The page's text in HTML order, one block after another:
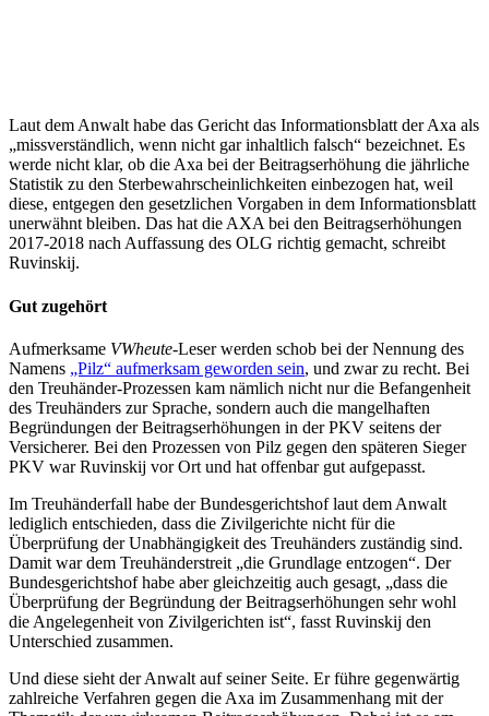
Laut dem Anwalt habe das Gericht das Informationsblatt der Axa als
„missverständlich, wenn nicht gar inhaltlich falsch“ bezeichnet. Es
werde nicht klar, ob die Axa bei der Beitragserhöhung die jährliche
Statistik zu den Sterbewahrscheinlichkeiten einbezogen hat, weil
diese, entgegen den gesetzlichen Vorgaben in dem Informationsblatt
unerwähnt bleiben. Das hat die AXA bei den Beitragserhöhungen
2017-2018 nach Auffassung des OLG richtig gemacht, schreibt
Ruvinskij.
Gut zugehört
Aufmerksame VWheute-Leser werden schob bei der Nennung des
Namens „Pilz“ aufmerksam geworden sein, und zwar zu recht. Bei
den Treuhänder-Prozessen kam nämlich nicht nur die Befangenheit
des Treuhänders zur Sprache, sondern auch die mangelhaften
Begründungen der Beitragserhöhungen in der PKV seitens der
Versicherer. Bei den Prozessen von Pilz gegen den späteren Sieger
PKV war Ruvinskij vor Ort und hat offenbar gut aufgepasst.
Im Treuhänderfall habe der Bundesgerichtshof laut dem Anwalt
lediglich entschieden, dass die Zivilgerichte nicht für die
Überprüfung der Unabhängigkeit des Treuhänders zuständig sind.
Damit war dem Treuhänderstreit „die Grundlage entzogen“. Der
Bundesgerichtshof habe aber gleichzeitig auch gesagt, „dass die
Überprüfung der Begründung der Beitragserhöhungen sehr wohl
die Angelegenheit von Zivilgerichten ist“, fasst Ruvinskij den
Unterschied zusammen.
Und diese sieht der Anwalt auf seiner Seite. Er führe gegenwärtig
zahlreiche Verfahren gegen die Axa im Zusammenhang mit der